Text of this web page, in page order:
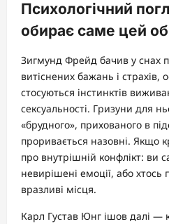
Психологічний
обирає саме цей
Зигмунд Фрейд бачив у снах
витіснених бажань і страхів,
стосуються інстинктів
сексуальності. Гризуни для
«брудного», прихованого в
проривається назовні. Якщо
про внутрішній конфлікт: ви
невирішені емоції, або хтось
вразливі місця.
Карл Густав Юнг ішов далі —